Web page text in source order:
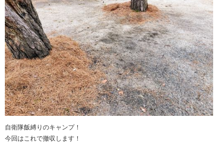
自衛隊飯縛りのキャンプ！
今回はこれで撤収します！